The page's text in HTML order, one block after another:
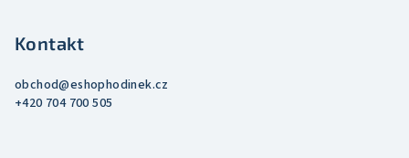
Kontakt
obchod@eshophodinek.cz
+420 704 700 505